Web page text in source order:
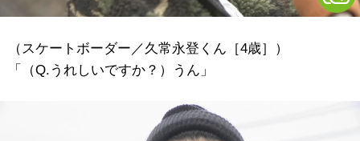
（スケートボーダー／久常永登くん［4歳］）
「（Q.うれしいですか？）うん」